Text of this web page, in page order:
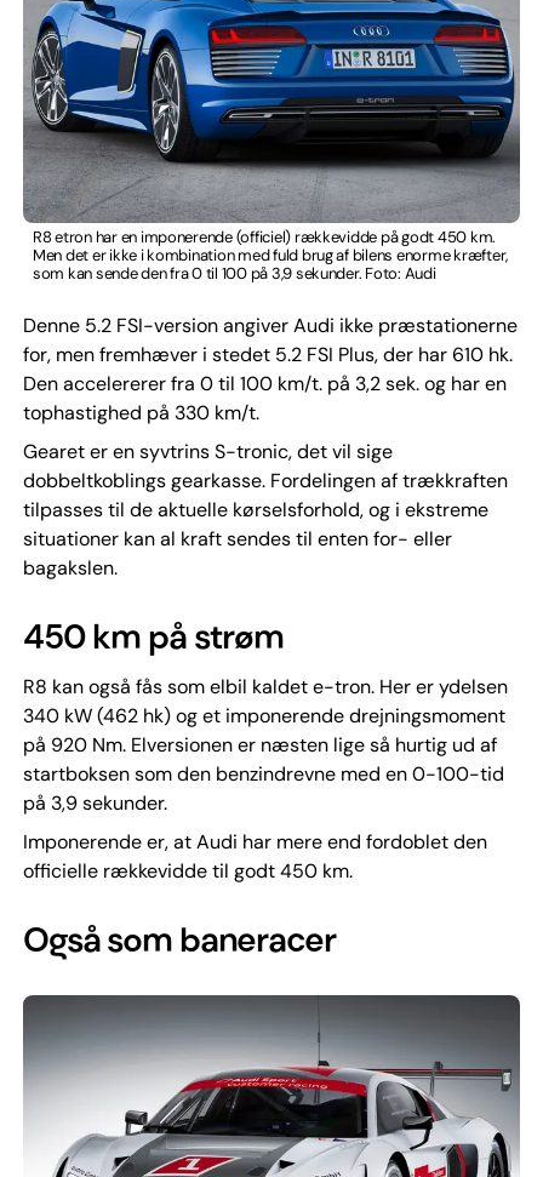
R8 etron har en imponerende (officiel) rækkevidde på godt 450 km.
Men det er ikke i kombination med fuld brug af bilens enorme kræfter,
som kan sende den fra 0 til 100 på 3,9 sekunder. Foto: Audi
Denne 5.2 FSI-version angiver Audi ikke præstationerne
for, men fremhæver i stedet 5.2 FSI Plus, der har 610 hk.
Den accelererer fra 0 til 100 km/t. på 3,2 sek. og har en
tophastighed på 330 km/t.
Gearet er en syvtrins S-tronic, det vil sige
dobbeltkoblings gearkasse. Fordelingen af trækkraften
tilpasses til de aktuelle kørselsforhold, og i ekstreme
situationer kan al kraft sendes til enten for- eller
bagakslen.
450 km på strøm
R8 kan også fås som elbil kaldet e-tron. Her er ydelsen
340 kW (462 hk) og et imponerende drejningsmoment
på 920 Nm. Elversionen er næsten lige så hurtig ud af
startboksen som den benzindrevne med en 0-100-tid
på 3,9 sekunder.
Imponerende er, at Audi har mere end fordoblet den
officielle rækkevidde til godt 450 km.
Også som baneracer